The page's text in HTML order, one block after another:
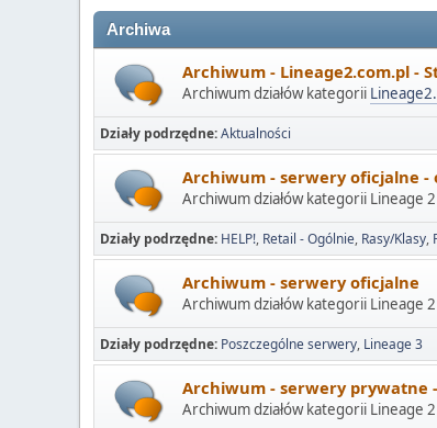
Archiwa
Archiwum - Lineage2.com.pl -
Archiwum działów kategorii
Działy podrzędne Aktualności
Archiwum - serwery oficjalne -
Archiwum działów kategorii Lineage
Działy podrzędne HELP! Retail - Ogólnie Rasy/Klasy
Archiwum - serwery oficjalne
Archiwum działów kategorii Lineage
Działy podrzędne Poszczególne serwery Lineage 3
Archiwum - serwery prywatne
Archiwum działów kategorii Lineage